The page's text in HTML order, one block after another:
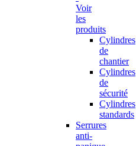
Voir
les
produits
Cylindres
de
chantier
Cylindres
de
sécurité
Cylindres
standards
Serrures
anti-